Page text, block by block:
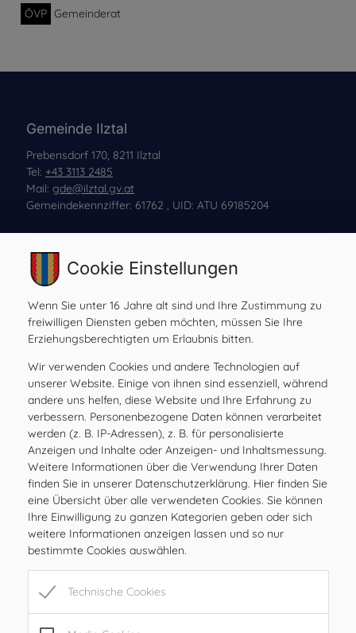
ÖVP Gemeinderat
Gemeinde Ilztal
Prebensdorf 170, 8211 Ilztal
Tel: +43 3113 2485
Mail: gde@ilztal.gv.at
Gemeindekennziffer: 61762 , UID: ATU 69185204
Amtsstunden
MO
08.00 – 12.00 Uhr
DI
08.00 – 12.00 Uhr
DO
08.00 – 12.00 Uhr
FR
08.00 – 12.00, 15.00 – 17.00 Uhr
SA
geschlossen
SO
geschlossen
Öffnungszeiten
MO
08.00 – 12.00 Uhr
DI
08.00 – 12.00 Uhr
MI
08.00 – 12.00 Uhr
08.00 – 12.00, 15.00 – 17.00 Uhr
Cookie Einstellungen
Wenn Sie unter 16 Jahre alt sind und Ihre Zustimmung zu
freiwilligen Diensten geben möchten, müssen Sie Ihre
Erziehungsberechtigten um Erlaubnis bitten.
Wir verwenden Cookies und andere Technologien auf
unserer Website. Einige von ihnen sind essenziell, während
andere uns helfen, diese Website und Ihre Erfahrung zu
verbessern. Personenbezogene Daten können verarbeitet
werden (z. B. IP-Adressen), z. B. für personalisierte
Anzeigen und Inhalte oder Anzeigen- und Inhaltsmessung.
Weitere Informationen über die Verwendung Ihrer Daten
finden Sie in unserer Datenschutzerklärung. Hier finden Sie
eine Übersicht über alle verwendeten Cookies. Sie können
Ihre Einwilligung zu ganzen Kategorien geben oder sich
weitere Informationen anzeigen lassen und so nur
bestimmte Cookies auswählen.
Technische Cookies